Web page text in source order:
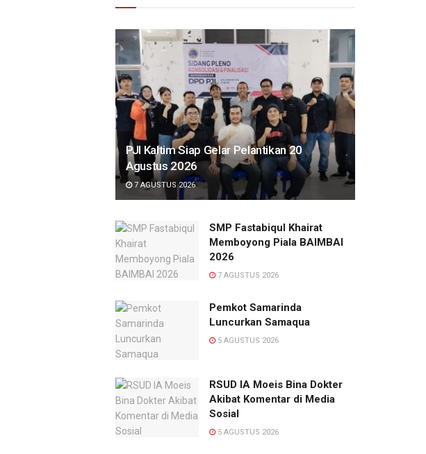
PJI Kaltim Siap Gelar Pelantikan 20
Agustus 2026
7 AGUSTUS 2026
SMP Fastabiqul Khairat
Memboyong Piala BAIMBAI
2026
7 AGUSTUS 2026
Pemkot Samarinda
Luncurkan Samaqua
5 AGUSTUS 2026
RSUD IA Moeis Bina Dokter
Akibat Komentar di Media
Sosial
5 AGUSTUS 2026